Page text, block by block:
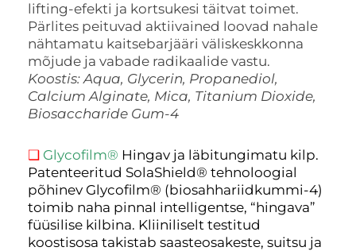
lifting-efekti ja kortsukesi täitvat toimet.
Pärlites peituvad aktiivained loovad nahale
nähtamatu kaitsebarjääri väliskeskkonna
mõjude ja vabade radikaalide vastu.
Koostis: Aqua, Glycerin, Propanediol,
Calcium Alginate, Mica, Titanium Dioxide,
Biosaccharide Gum-4
❑ Glycofilm® Hingav ja läbitungimatu kilp.
Patenteeritud SolaShield® tehnoloogial
põhinev Glycofilm® (biosahhariidkummi-4)
toimib naha pinnal intelligentse, “hingava”
füüsilise kilbina. Kliiniliselt testitud
koostisosa takistab saasteosakeste, suitsu ja